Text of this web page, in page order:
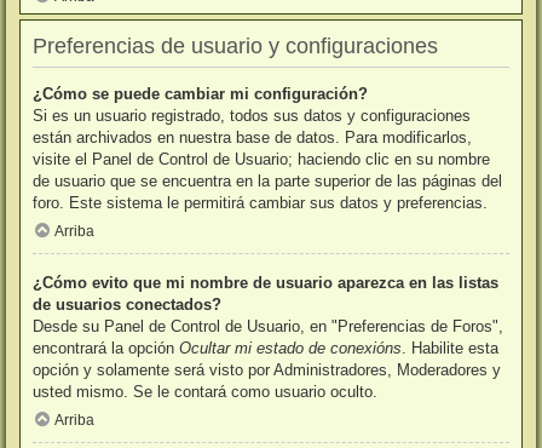
Preferencias de usuario y configuraciones
¿Cómo se puede cambiar mi configuración?
Si es un usuario registrado, todos sus datos y configuraciones
están archivados en nuestra base de datos. Para modificarlos,
visite el Panel de Control de Usuario; haciendo clic en su nombre
de usuario que se encuentra en la parte superior de las páginas del
foro. Este sistema le permitirá cambiar sus datos y preferencias.
Arriba
¿Cómo evito que mi nombre de usuario aparezca en las listas
de usuarios conectados?
Desde su Panel de Control de Usuario, en "Preferencias de Foros",
encontrará la opción Ocultar mi estado de conexións . Habilite esta
opción y solamente será visto por Administradores, Moderadores y
usted mismo. Se le contará como usuario oculto.
Arriba